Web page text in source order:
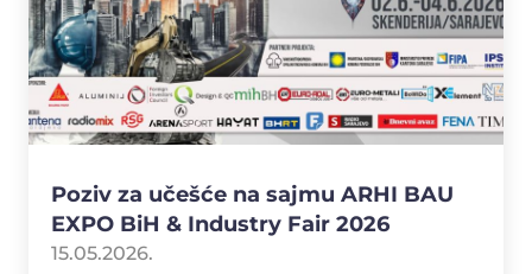
Poziv za učešće na sajmu ARHI BAU
EXPO BiH & Industry Fair 2026
15.05.2026.